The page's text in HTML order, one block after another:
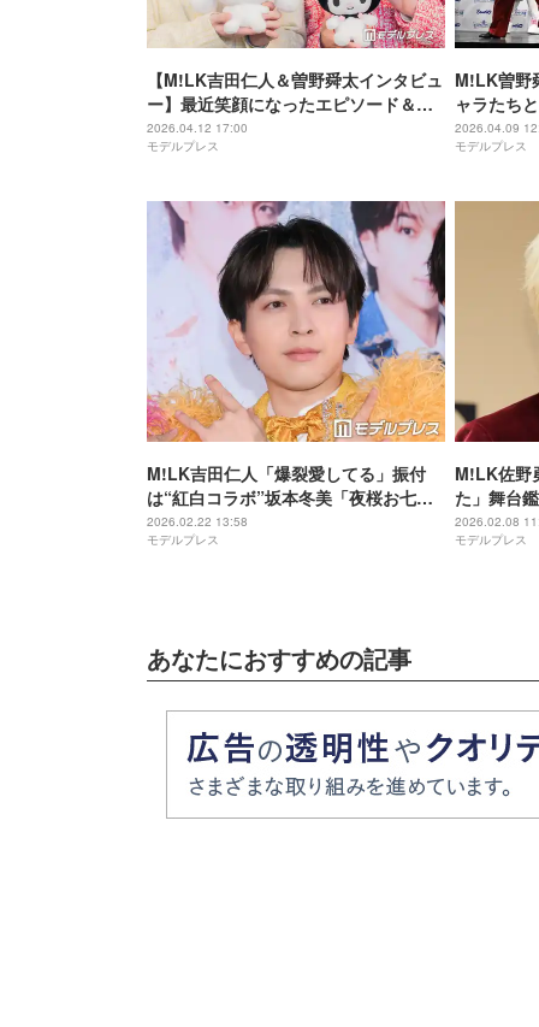
【M!LK吉田仁人＆曽野舜太インタビュ
ー】最近笑顔になったエピソード＆可
愛さを感じたメンバーの言動…“推しキ
ャラ”と一緒にやりたいことも
2026.04.12 17:00
モデルプレス
M!LK曽野
ャラたち
＆キレキ
2026.04.09
モデルプレス
M!LK吉田仁人「爆裂愛してる」振付
は“紅白コラボ”坂本冬美「夜桜お七」
から採用 裏話に「さすがすぎる」「知
らなかった」と反響相次ぐ
2026.02.22 13:58
モデルプレス
M!LK佐野
た」舞台
良くてイ
2026.02.08
モデルプレス
あなたにおすすめの記事